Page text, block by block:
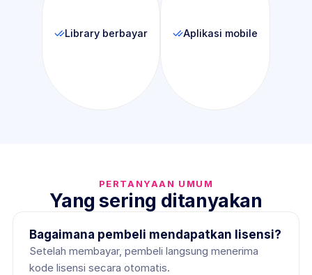
Library berbayar Aplikasi mobile
PERTANYAAN UMUM
Yang sering ditanyakan
Bagaimana pembeli mendapatkan lisensi?
Setelah membayar, pembeli langsung menerima
kode lisensi secara otomatis.